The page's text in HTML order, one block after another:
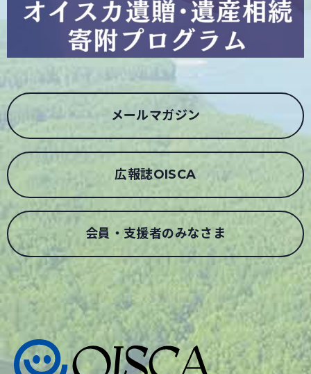
メールマガジン
広報誌OISCA
会員・支援者のみなさま